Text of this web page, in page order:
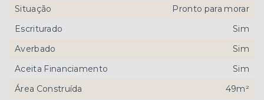
Situação
Pronto para morar
Escriturado
Sim
Averbado
Sim
Aceita Financiamento
Sim
Área Construída
49m²